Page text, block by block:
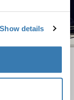
Show details
fourgonnette,